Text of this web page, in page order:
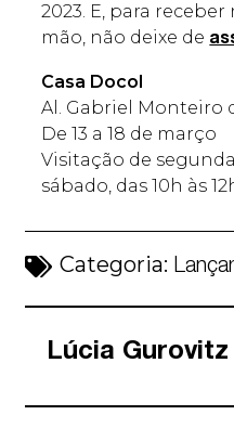
2023. E, para
mão, não deixe de
Casa Docol
Al. Gabriel Monteiro
De 13 a 18 de março
Visitação de segunda
sábado, das 10h às
Categoria:
Lúcia Gurovitz